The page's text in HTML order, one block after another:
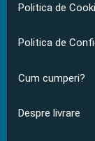
Politica de
Politica de
Cum cumperi?
Despre livrare